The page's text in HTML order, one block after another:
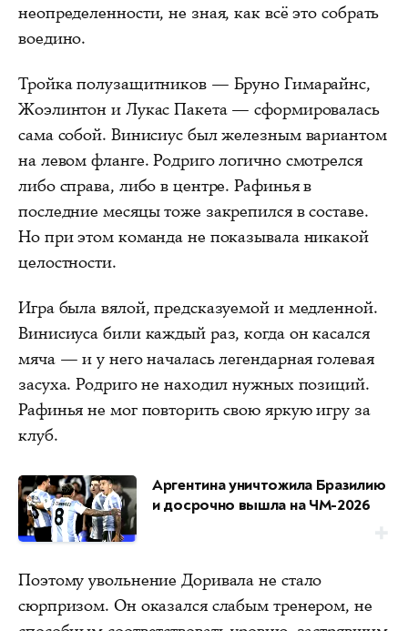
неопределенности, не зная, как всё это собрать
воедино.
Тройка полузащитников — Бруно Гимарайнс,
Жоэлинтон и Лукас Пакета — сформировалась
сама собой. Винисиус был железным вариантом
на левом фланге. Родриго логично смотрелся
либо справа, либо в центре. Рафинья в
последние месяцы тоже закрепился в составе.
Но при этом команда не показывала никакой
целостности.
Игра была вялой, предсказуемой и медленной.
Винисиуса били каждый раз, когда он касался
мяча — и у него началась легендарная голевая
засуха. Родриго не находил нужных позиций.
Рафинья не мог повторить свою яркую игру за
клуб.
Аргентина уничтожила Бразилию
и досрочно вышла на ЧМ-2026
Поэтому увольнение Доривала не стало
сюрпризом. Он оказался слабым тренером, не